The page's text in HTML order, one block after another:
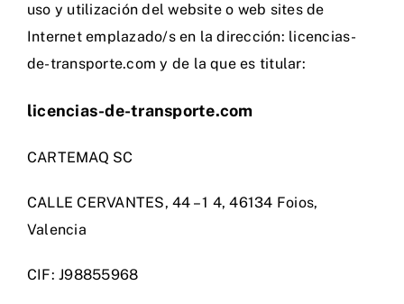
Contacto
uso y utilización del website o web sites de
Internet emplazado/s en la dirección: licencias-
de-transporte.com y de la que es titular:
licencias-de-transporte.com
CARTEMAQ SC
CALLE CERVANTES, 44 – 1 4, 46134 Foios,
Valencia
CIF: J98855968